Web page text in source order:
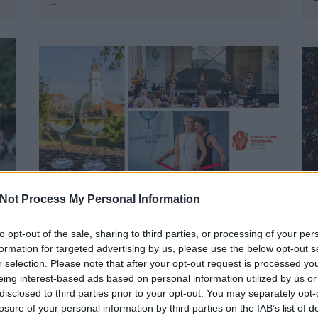
Process My Personal Information
opt-out of the sale, sharing to third parties, or processing of your
for targeted advertising by us, please use the below opt-out
selection. Please note that after your opt-out request is processed
interest-based ads based on personal information utilized by us
to third parties prior to your opt-out. You may separately
of your personal information by third parties on the IAB’s list of
SZEPTEMBER 19 ÉS 21 KÖZÖTT
TÁLLYÁN
BY:SZÍNES_ÖTLETEK2025. AUG 15.
Nem kell elbúcsúznunk a fesztiválok közösségi
élményeitől, mert szeptember 19...